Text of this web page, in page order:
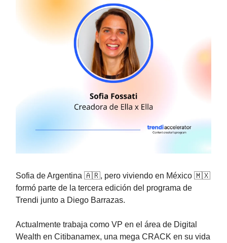
Sofia de Argentina 🇦🇷, pero viviendo en México 🇲🇽
formó parte de la tercera edición del programa de
Trendi junto a Diego Barrazas.
Actualmente trabaja como VP en el área de Digital
Wealth en Citibanamex, una mega CRACK en su vida